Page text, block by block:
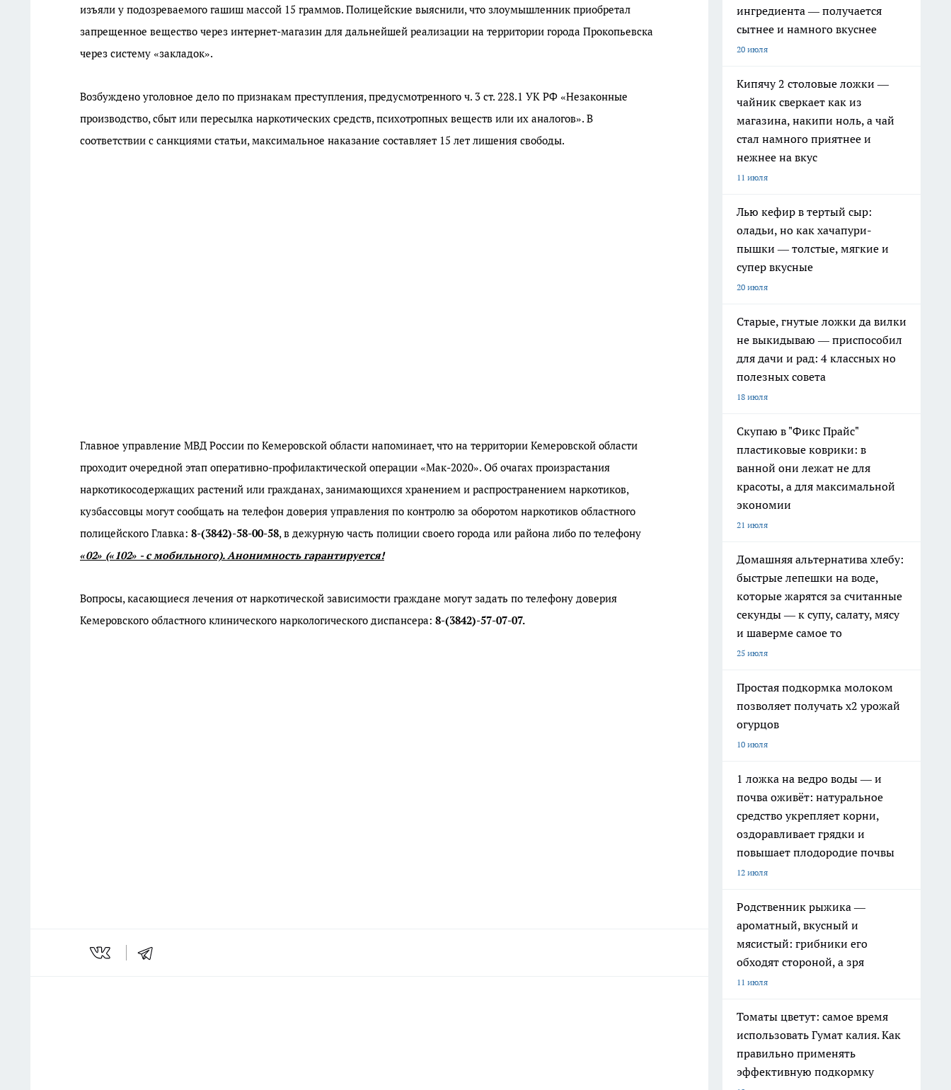
изъяли у подозреваемого гашиш массой 15 граммов. Полицейские выяснили, что злоумышленник приобретал
запрещенное вещество через интернет-магазин для дальнейшей реализации на территории города Прокопьевска
через систему «закладок».
Возбуждено уголовное дело по признакам преступления, предусмотренного ч. 3 ст. 228.1 УК РФ «Незаконные
производство, сбыт или пересылка наркотических средств, психотропных веществ или их аналогов». В
соответствии с санкциями статьи, максимальное наказание составляет 15 лет лишения свободы.
Главное управление МВД России по Кемеровской области напоминает, что на территории Кемеровской области
проходит очередной этап оперативно-профилактической операции «Мак-2020». Об очагах произрастания
наркотикосодержащих растений или гражданах, занимающихся хранением и распространением наркотиков,
кузбассовцы могут сообщать на телефон доверия управления по контролю за оборотом наркотиков областного
полицейского Главка: 8-(3842)-58-00-58, в дежурную часть полиции своего города или района либо по телефону
«02» («102» - с мобильного). Анонимность гарантируется!
Вопросы, касающиеся лечения от наркотической зависимости граждане могут задать по телефону доверия
Кемеровского областного клинического наркологического диспансера: 8-(3842)-57-07-07.
ингредиента — получается
сытнее и намного вкуснее
20 июля
Кипячу 2 столовые ложки —
чайник сверкает как из
магазина, накипи ноль, а чай
стал намного приятнее и
нежнее на вкус
11 июля
Лью кефир в тертый сыр:
оладьи, но как хачапури-
пышки — толстые, мягкие и
супер вкусные
20 июля
Старые, гнутые ложки да вилки
не выкидываю — приспособил
для дачи и рад: 4 классных но
полезных совета
18 июля
Скупаю в "Фикс Прайс"
пластиковые коврики: в
ванной они лежат не для
красоты, а для максимальной
экономии
21 июля
Домашняя альтернатива хлебу:
быстрые лепешки на воде,
которые жарятся за считанные
секунды — к супу, салату, мясу
и шаверме самое то
25 июля
Простая подкормка молоком
позволяет получать х2 урожай
огурцов
10 июля
1 ложка на ведро воды — и
почва оживёт: натуральное
средство укрепляет корни,
оздоравливает грядки и
повышает плодородие почвы
12 июля
Родственник рыжика —
ароматный, вкусный и
мясистый: грибники его
обходят стороной, а зря
11 июля
Томаты цветут: самое время
использовать Гумат калия. Как
правильно применять
эффективную подкормку